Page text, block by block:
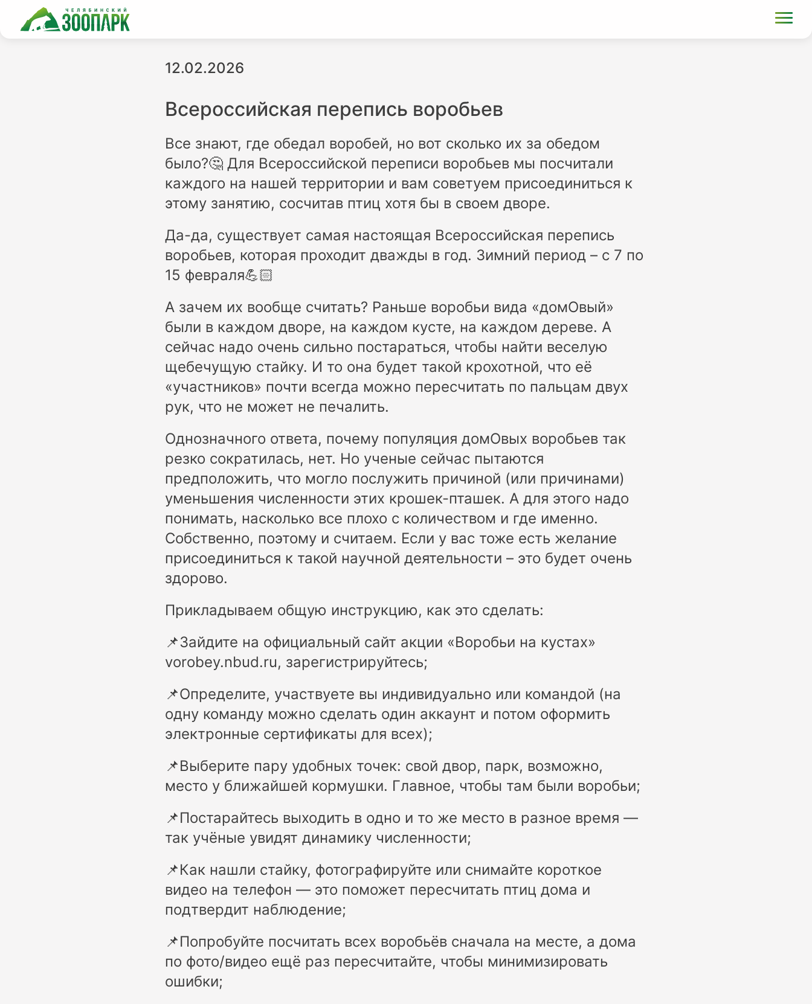
12.02.2026
Всероссийская перепись воробьев
Все знают, где обедал воробей, но вот сколько их за обедом
было?🤔 Для Всероссийской переписи воробьев мы посчитали
каждого на нашей территории и вам советуем присоединиться к
этому занятию, сосчитав птиц хотя бы в своем дворе.
Да-да, существует самая настоящая Всероссийская перепись
воробьев, которая проходит дважды в год. Зимний период – с 7 по
15 февраля💪🏻
А зачем их вообще считать? Раньше воробьи вида «домОвый»
были в каждом дворе, на каждом кусте, на каждом дереве. А
сейчас надо очень сильно постараться, чтобы найти веселую
щебечущую стайку. И то она будет такой крохотной, что её
«участников» почти всегда можно пересчитать по пальцам двух
рук, что не может не печалить.
Однозначного ответа, почему популяция домОвых воробьев так
резко сократилась, нет. Но ученые сейчас пытаются
предположить, что могло послужить причиной (или причинами)
уменьшения численности этих крошек-пташек. А для этого надо
понимать, насколько все плохо с количеством и где именно.
Собственно, поэтому и считаем. Если у вас тоже есть желание
присоединиться к такой научной деятельности – это будет очень
здорово.
Прикладываем общую инструкцию, как это сделать:
📌Зайдите на официальный сайт акции «Воробьи на кустах»
vorobey.nbud.ru, зарегистрируйтесь;
📌Определите, участвуете вы индивидуально или командой (на
одну команду можно сделать один аккаунт и потом оформить
электронные сертификаты для всех);
📌Выберите пару удобных точек: свой двор, парк, возможно,
место у ближайшей кормушки. Главное, чтобы там были воробьи;
📌Постарайтесь выходить в одно и то же место в разное время —
так учёные увидят динамику численности;
📌Как нашли стайку, фотографируйте или снимайте короткое
видео на телефон — это поможет пересчитать птиц дома и
подтвердит наблюдение;
📌Попробуйте посчитать всех воробьёв сначала на месте, а дома
по фото/видео ещё раз пересчитайте, чтобы минимизировать
ошибки;